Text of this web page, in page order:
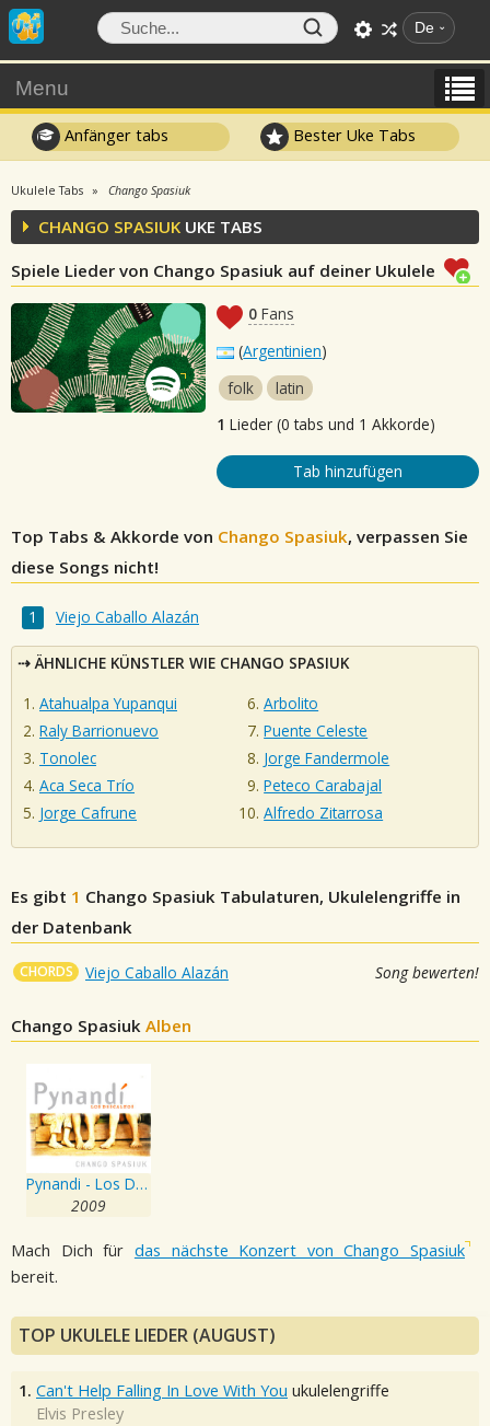
De
Menu
Anfänger tabs Bester Uke Tabs
Ukulele Tabs Chango Spasiuk
CHANGO SPASIUK UKE TABS
Spiele Lieder von Chango Spasiuk auf deiner Ukulele
0 Fans
(Argentinien)
folk
latin
1 Lieder (0 tabs und 1 Akkorde)
Tab hinzufügen
Top Tabs & Akkorde von Chango Spasiuk, verpassen Sie
diese Songs nicht!
Viejo Caballo Alazán
ÄHNLICHE KÜNSTLER WIE CHANGO SPASIUK
Atahualpa Yupanqui
Raly Barrionuevo
Tonolec
Aca Seca Trío
Jorge Cafrune
Arbolito
Puente Celeste
Jorge Fandermole
Peteco Carabajal
Alfredo Zitarrosa
Es gibt 1 Chango Spasiuk Tabulaturen, Ukulelengriffe in
der Datenbank
CHORDS Viejo Caballo Alazán Song bewerten!
Chango Spasiuk Alben
Pynandi - Los Descalzos
2009
Mach Dich für das nächste Konzert von Chango Spasiuk
bereit.
TOP UKULELE LIEDER (AUGUST)
1. Can't Help Falling In Love With You ukulelengriffe
Elvis Presley